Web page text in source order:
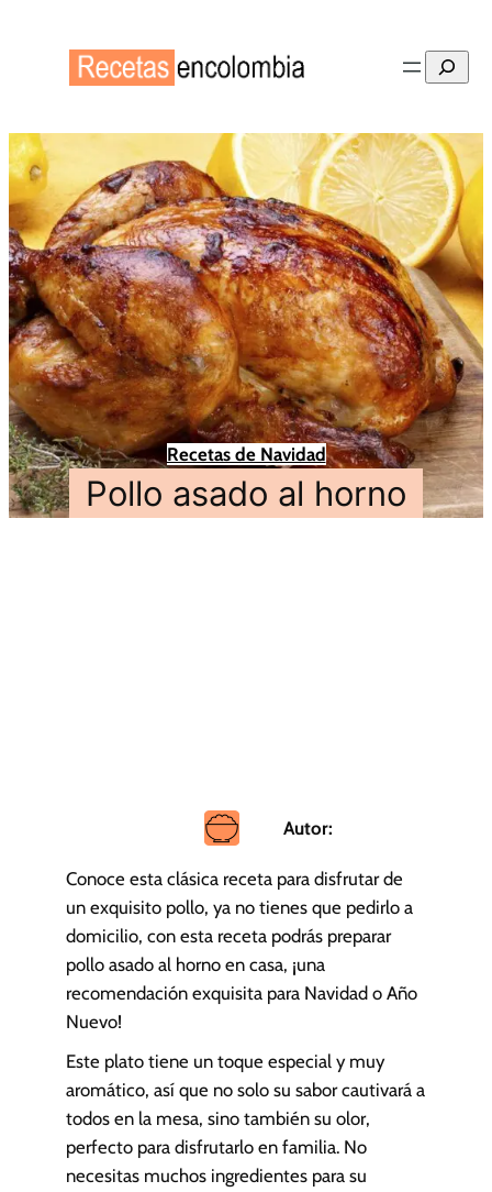
Buscar
Recetas de Navidad
Pollo asado al horno
Autor:
Conoce esta clásica receta para disfrutar de
un exquisito pollo, ya no tienes que pedirlo a
domicilio, con esta receta podrás preparar
pollo asado al horno en casa, ¡una
recomendación exquisita para Navidad o Año
Nuevo!
Este plato tiene un toque especial y muy
aromático, así que no solo su sabor cautivará a
todos en la mesa, sino también su olor,
perfecto para disfrutarlo en familia. No
necesitas muchos ingredientes para su